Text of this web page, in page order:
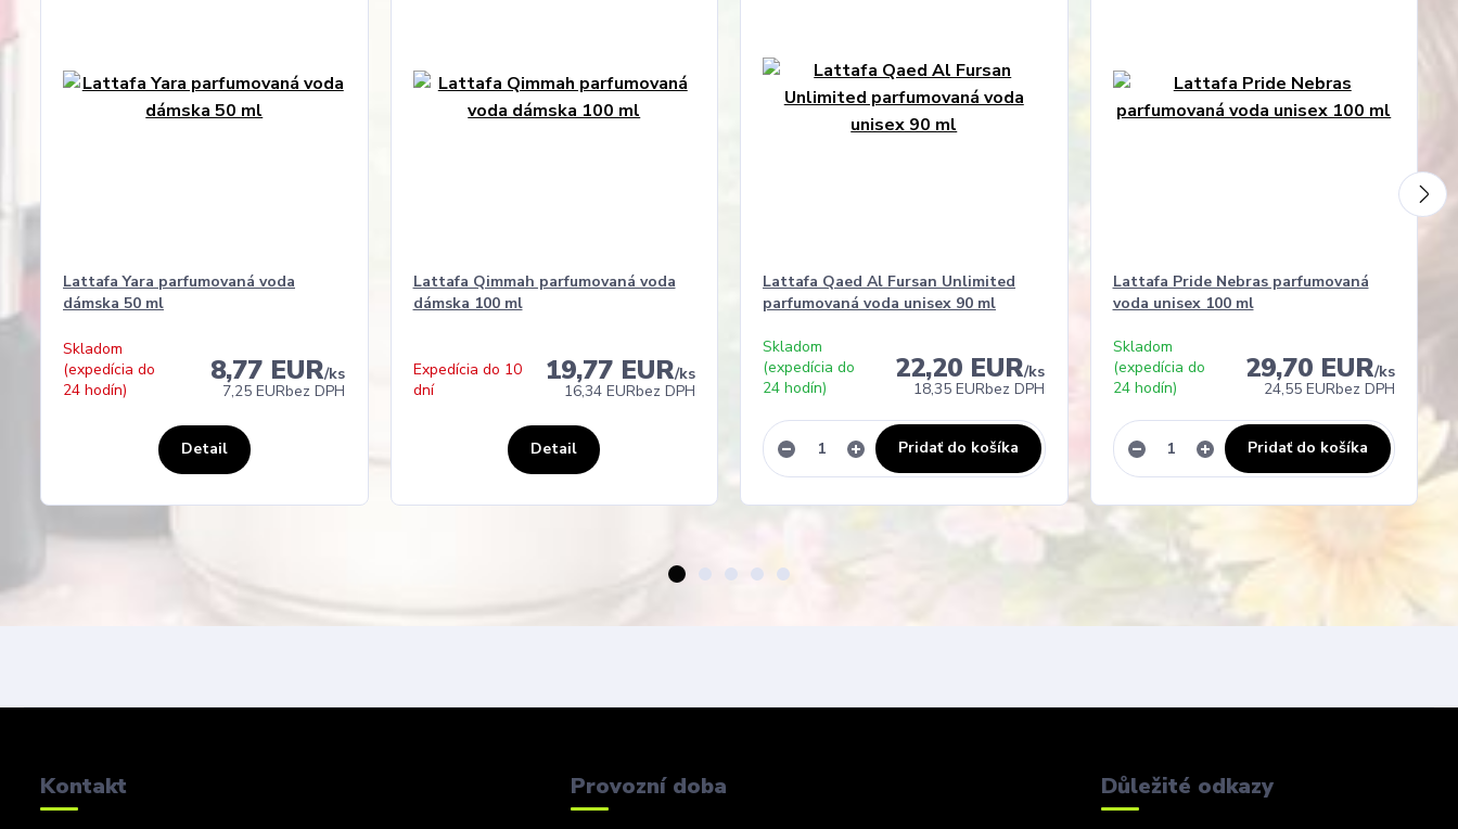
Lattafa Yara parfumovaná voda
dámska 50 ml
8,77 EUR/ks
7,25 EURbez DPH
Skladom
(expedícia do
24 hodín)
Detail
Lattafa Qimmah parfumovaná voda
dámska 100 ml
19,77 EUR/ks
16,34 EURbez DPH
Expedícia do 10
dní
Detail
Lattafa Qaed Al Fursan Unlimited
parfumovaná voda unisex 90 ml
22,20 EUR/ks
18,35 EURbez DPH
Skladom
(expedícia do
24 hodín)
Pridať do košíka
Lattafa Pride Nebras parfumovaná
voda unisex 100 ml
29,70 EUR/ks
24,55 EURbez DPH
Skladom
(expedícia do
24 hodín)
Pridať do košíka
Kontakt Provozní doba Důležité odkazy